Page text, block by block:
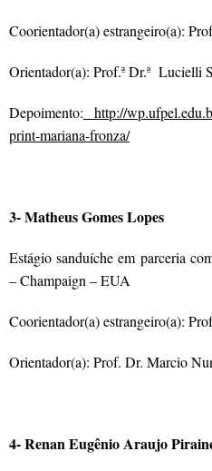
Coorientador(a) estrangeiro(a):
Orientador(a): Prof.ª Dr.ª Lucielli
Depoimento: http://
print-mariana-fronza/
3- Matheus Gomes Lopes
Estágio sanduíche em parceria
– Champaign – EUA
Coorientador(a) estrangeiro(a):
Orientador(a): Prof. Dr. Marcio
4- Renan Eugênio Araujo